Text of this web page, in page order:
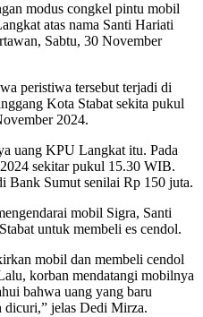
modus congkel pintu mobil
atas nama Santi Hariati
Sabtu, 30 November
peristiwa tersebut terjadi di
Kota Stabat sekita pukul
2024.
uang KPU Langkat itu. Pada
sekitar pukul 15.30 WIB.
Bank Sumut senilai Rp 150 juta.
mobil Sigra, Santi
untuk membeli es cendol.
mobil dan membeli cendol
korban mendatangi mobilnya
bahwa uang yang baru
dicuri,” jelas Dedi Mirza.